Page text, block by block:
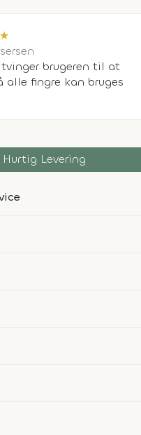
★
brugeren til at
alle fingre kan bruges
Levering